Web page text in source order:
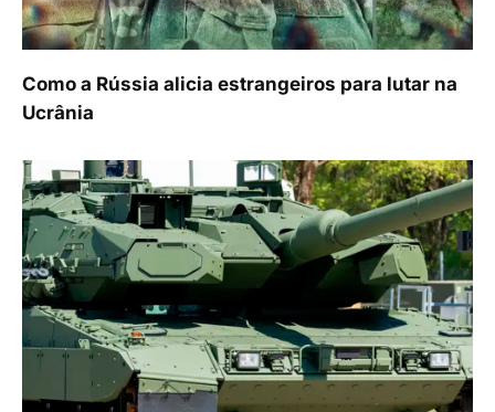
Como a Rússia alicia estrangeiros para lutar na
Ucrânia